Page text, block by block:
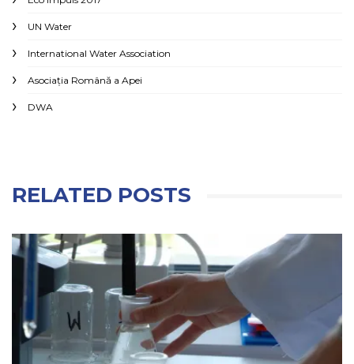
UN Water
International Water Association
Asociaţia Română a Apei
DWA
RELATED POSTS